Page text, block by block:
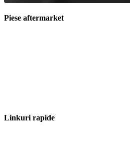
Piese aftermarket
Linkuri rapide